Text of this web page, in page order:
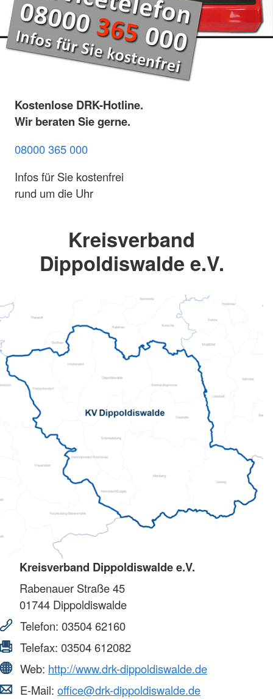
Kostenlose DRK-Hotline.
Wir beraten Sie gerne.
08000 365 000
Infos für Sie kostenfrei
rund um die Uhr
Kreisverband
Dippoldiswalde e.V.
Kreisverband Dippoldiswalde e.V.
Rabenauer Straße 45
01744 Dippoldiswalde
Telefon: 03504 62160
Telefax: 03504 612082
Web: http://www.drk-dippoldiswalde.de
E-Mail: office@drk-dippoldiswalde.de